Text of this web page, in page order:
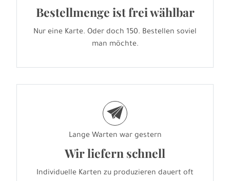
Bestellmenge ist frei wählbar
Nur eine Karte. Oder doch 150. Bestellen soviel
man möchte.
e
Lange Warten war gestern
Wir liefern schnell
Individuelle Karten zu produzieren dauert oft